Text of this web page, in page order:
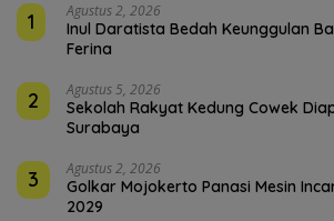
1
Agustus 2, 2026
Inul Daratista Bedah Keunggulan
Ferina
2 Agustus 5, 2026
Sekolah Rakyat Kedung Cowek
Surabaya
3 Agustus 2, 2026
Golkar Mojokerto Panasi Mesin
2029